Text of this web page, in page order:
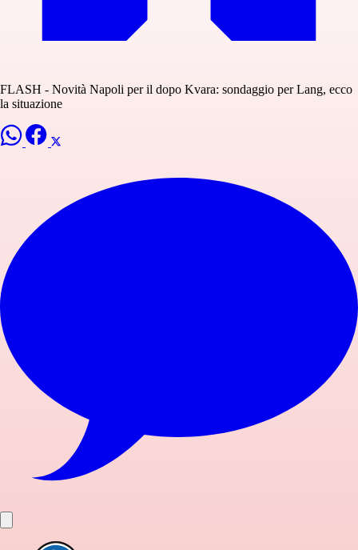
FLASH - Novità Napoli per il dopo Kvara: sondaggio per Lang, ecco
la situazione